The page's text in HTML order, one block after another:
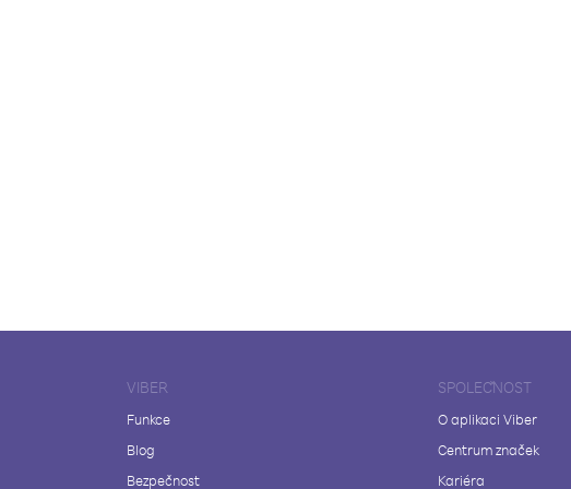
VIBER
Funkce
Blog
Bezpečnost
SPOLEČNOST
O aplikaci Viber
Centrum značek
Kariéra